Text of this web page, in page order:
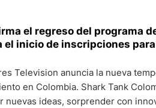
el regreso del programa
el inicio de inscripciones
Television anuncia la nueva
en Colombia. Shark Tank
nuevas ideas, sorprender con